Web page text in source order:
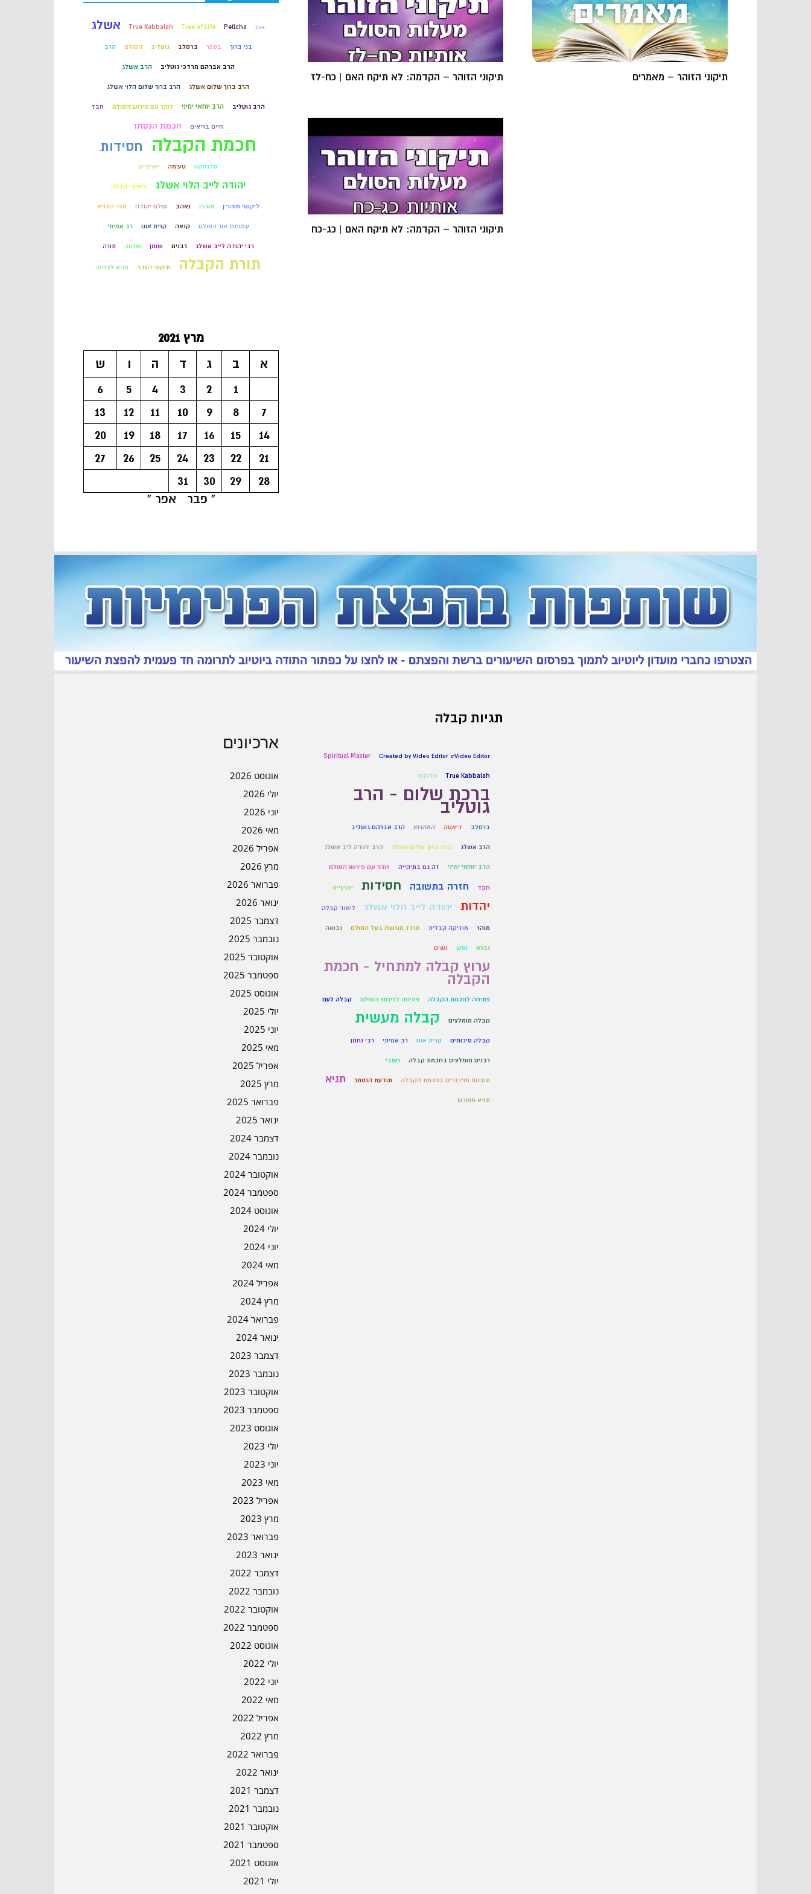
תיקוני הזוהר – הקדמה: לא תיקח האם | כח-לז תיקוני הזוהר – מאמרים
תיקוני הזוהר – הקדמה: לא תיקח האם | כג-כח
live
Peticha
Tree of Life
True Kabbalah אשלג
בני ברוך בספר ברסלב גוטליב הסולם הרב
הרב אברהם מרדכי גוטליב הרב אשלג
הרב ברוך שלום אשלג הרב ברוך שלום הלוי אשלג
הרב גוטליב הרב יוחאי ימיני זוהר עם פירוש הסולם חבד
חיים בריאים חכמת הנסתר
חכמת הקבלה חסידות
טלזסטון טעימה יארצייט
יהודה לייב הלוי אשלג לימודי קבלה
ליקוטי מוהר״ן מוהרן נאהב סולם יהודה ספר התניא
עמותת אור הסולם קנאה קרית אונו רב אמיתי
רבי יהודה לייב אשלג רבנים שומן שלווה תורה
תורת הקבלה תיקוני הזהר תניא לצפייה
מרץ 2021
א
ב ג ד ה ו
ש
1
2
3
4
5
6
7
8
9
10
11
12
13
14
15
16
17
18
19
20
21
22
23
24
25
26
27
28
29
30
31
« פבר
אפר »
ארכיונים
אוגוסט 2026
יולי 2026
יוני 2026
מאי 2026
אפריל 2026
מרץ 2026
פברואר 2026
ינואר 2026
דצמבר 2025
נובמבר 2025
אוקטובר 2025
ספטמבר 2025
אוגוסט 2025
יולי 2025
יוני 2025
מאי 2025
אפריל 2025
מרץ 2025
פברואר 2025
ינואר 2025
דצמבר 2024
נובמבר 2024
אוקטובר 2024
ספטמבר 2024
אוגוסט 2024
יולי 2024
יוני 2024
מאי 2024
אפריל 2024
מרץ 2024
פברואר 2024
ינואר 2024
דצמבר 2023
נובמבר 2023
אוקטובר 2023
ספטמבר 2023
אוגוסט 2023
יולי 2023
יוני 2023
מאי 2023
אפריל 2023
מרץ 2023
פברואר 2023
ינואר 2023
דצמבר 2022
נובמבר 2022
אוקטובר 2022
ספטמבר 2022
אוגוסט 2022
יולי 2022
יוני 2022
מאי 2022
אפריל 2022
מרץ 2022
פברואר 2022
ינואר 2022
דצמבר 2021
נובמבר 2021
אוקטובר 2021
ספטמבר 2021
אוגוסט 2021
יולי 2021
תגיות קבלה
Created by Video Editor #Video Editor
Spiritual Master
True Kabbalah אלוקות
ברכת שלום - הרב
גוטליב
ברסלב דיאטה המהרחו הרב אברהם גוטליב
הרב אשלג הרב ברוך שלום אשלג הרב יהודה ליב אשלג
הרב יוחאי ימיני זה גם בתיקייה זוהר עם פירוש הסולם
חבד חזרה בתשובה חסידות יארצייט
יהדות יהודה לייב הלוי אשלג לימוד קבלה
מוהר מוזיקה קבלית מרכז מורשת בעל הסולם נבואה
נברא נפש נשים
ערוץ קבלה למתחיל - חכמת
הקבלה
פתיחה לחכמת הקבלה פתיחה לפירוש הסולם קבלה לעם
קבלה מומלצים קבלה מעשית
קבלה סיכומים קרית אונו רב אמיתי רבי נחמן
רבנים מומלצים בחכמת קבלה רשבי
תובנות וחידודים בחכמת הקבלה תודעת הנסתר תניא
תניא מפורש